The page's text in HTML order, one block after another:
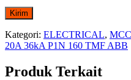
Kategori: ELECTRICAL,
20A 36kA P1N 160 TMF ABB
Produk Terkait